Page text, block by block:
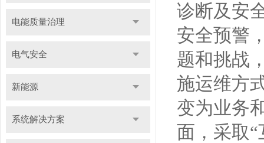
电能质量治理
电气安全
新能源
系统解决方案
诊断及安
安全预警
题和挑战
施运维方
变为业务
面，采取